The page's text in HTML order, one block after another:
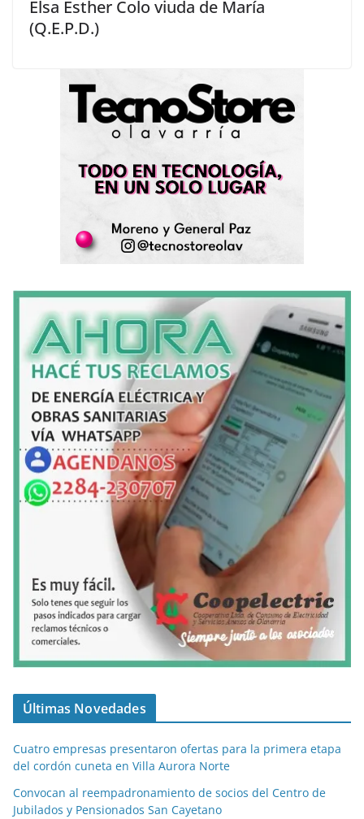
Elsa Esther Colo viuda de María
(Q.E.P.D.)
Últimas Novedades
Cuatro empresas presentaron ofertas para la primera etapa
del cordón cuneta en Villa Aurora Norte
Convocan al reempadronamiento de socios del Centro de
Jubilados y Pensionados San Cayetano